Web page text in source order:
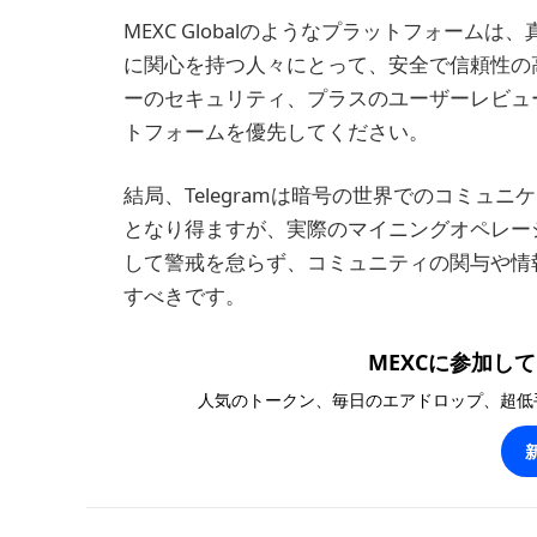
MEXC Globalのようなプラットフォームは
に関心を持つ人々にとって、安全で信頼性
ーのセキュリティ、プラスのユーザーレビ
トフォームを優先してください。
結局、Telegramは暗号の世界でのコミュニ
となり得ますが、実際のマイニングオペレ
して警戒を怠らず、コミュニティの関与や
すべきです。
MEXCに参加し
人気のトークン、毎日のエアドロップ、超